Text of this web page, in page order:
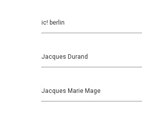
ic! berlin
Jacques Durand
Jacques Marie Mage